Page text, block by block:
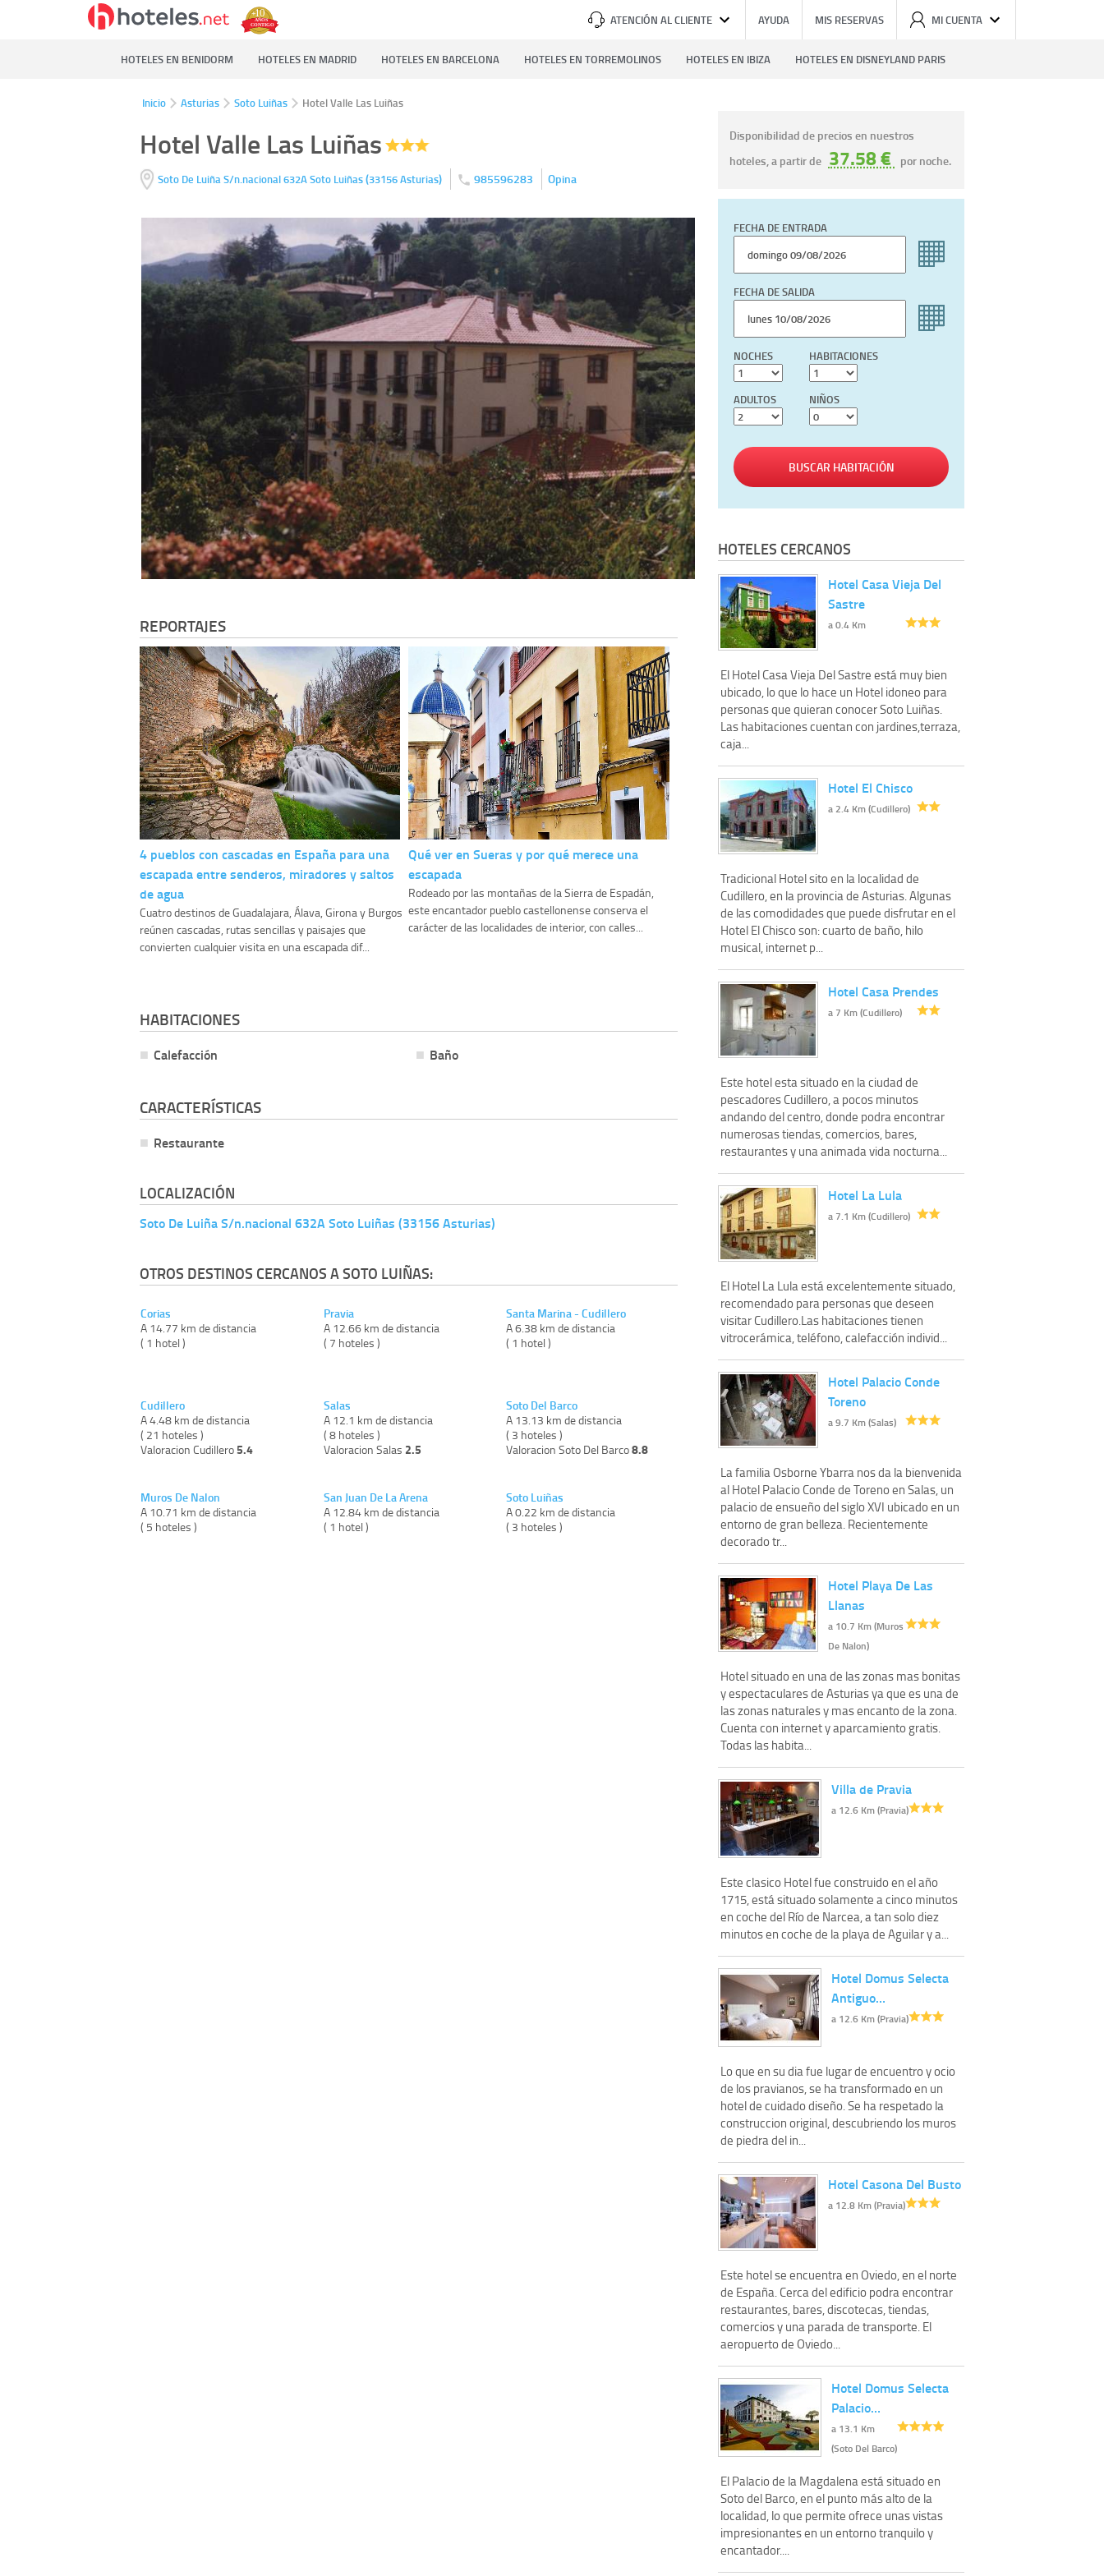
ATENCIÓN AL CLIENTE AYUDA MIS RESERVAS MI CUENTA
HOTELES EN BENIDORM HOTELES EN MADRID HOTELES EN BARCELONA HOTELES EN TORREMOLINOS HOTELES EN IBIZA HOTELES EN DISNEYLAND PARIS
Inicio Asturias Soto Luiñas Hotel Valle Las Luiñas
Hotel Valle Las Luiñas
Soto De Luiña S/n.nacional 632ASoto Luiñas(33156Asturias) 985596283 Opina
REPORTAJES
4 pueblos con cascadas en España para una
escapada entre senderos, miradores y saltos
de agua
Cuatro destinos de Guadalajara, Álava, Girona y Burgos
reúnen cascadas, rutas sencillas y paisajes que
convierten cualquier visita en una escapada dif...
Qué ver en Sueras y por qué merece una
escapada
Rodeado por las montañas de la Sierra de Espadán,
este encantador pueblo castellonense conserva el
carácter de las localidades de interior, con calles...
HABITACIONES
Calefacción Baño
CARACTERÍSTICAS
Restaurante
LOCALIZACIÓN
Soto De Luiña S/n.nacional 632A Soto Luiñas (33156 Asturias)
OTROS DESTINOS CERCANOS A SOTO LUIÑAS:
Corias
A 14.77 km de distancia
( 1 hotel )
Cudillero
A 4.48 km de distancia
( 21 hoteles )
Valoracion Cudillero5.4
Muros De Nalon
A 10.71 km de distancia
( 5 hoteles )
Pravia
A 12.66 km de distancia
( 7 hoteles )
Salas
A 12.1 km de distancia
( 8 hoteles )
Valoracion Salas 2.5
San Juan De La Arena
A 12.84 km de distancia
( 1 hotel )
Santa Marina - Cudillero
A 6.38 km de distancia
( 1 hotel )
Soto Del Barco
A 13.13 km de distancia
( 3 hoteles )
Valoracion Soto Del Barco8.8
Soto Luiñas
A 0.22 km de distancia
( 3 hoteles )
Disponibilidad de precios en nuestros
hoteles, a partir de 37.58 € por noche.
FECHA DE ENTRADA
FECHA DE SALIDA
NOCHES HABITACIONES
ADULTOS NIÑOS
BUSCAR HABITACIÓN
HOTELES CERCANOS
Hotel Casa Vieja Del
Sastre
a 0.4 Km
El Hotel Casa Vieja Del Sastre está muy bien
ubicado, lo que lo hace un Hotel idoneo para
personas que quieran conocer Soto Luiñas.
Las habitaciones cuentan con jardines,terraza,
caja...
Hotel El Chisco
a 2.4 Km (Cudillero)
Tradicional Hotel sito en la localidad de
Cudillero, en la provincia de Asturias. Algunas
de las comodidades que puede disfrutar en el
Hotel El Chisco son: cuarto de baño, hilo
musical, internet p...
Hotel Casa Prendes
a 7 Km (Cudillero)
Este hotel esta situado en la ciudad de
pescadores Cudillero, a pocos minutos
andando del centro, donde podra encontrar
numerosas tiendas, comercios, bares,
restaurantes y una animada vida nocturna...
Hotel La Lula
a 7.1 Km (Cudillero)
El Hotel La Lula está excelentemente situado,
recomendado para personas que deseen
visitar Cudillero.Las habitaciones tienen
vitrocerámica, teléfono, calefacción individ...
Hotel Palacio Conde
Toreno
a 9.7 Km (Salas)
La familia Osborne Ybarra nos da la bienvenida
al Hotel Palacio Conde de Toreno en Salas, un
palacio de ensueño del siglo XVI ubicado en un
entorno de gran belleza. Recientemente
decorado tr...
Hotel Playa De Las
Llanas
a 10.7 Km (Muros
De Nalon)
Hotel situado en una de las zonas mas bonitas
y espectaculares de Asturias ya que es una de
las zonas naturales y mas encanto de la zona.
Cuenta con internet y aparcamiento gratis.
Todas las habita...
Villa de Pravia
a 12.6 Km (Pravia)
Este clasico Hotel fue construido en el año
1715, está situado solamente a cinco minutos
en coche del Río de Narcea, a tan solo diez
minutos en coche de la playa de Aguilar y a...
Hotel Domus Selecta
Antiguo…
a 12.6 Km (Pravia)
Lo que en su dia fue lugar de encuentro y ocio
de los pravianos, se ha transformado en un
hotel de cuidado diseño. Se ha respetado la
construccion original, descubriendo los muros
de piedra del in...
Hotel Casona Del Busto
a 12.8 Km (Pravia)
Este hotel se encuentra en Oviedo, en el norte
de España. Cerca del edificio podra encontrar
restaurantes, bares, discotecas, tiendas,
comercios y una parada de transporte. El
aeropuerto de Oviedo...
Hotel Domus Selecta
Palacio…
a 13.1 Km
(Soto Del Barco)
El Palacio de la Magdalena está situado en
Soto del Barco, en el punto más alto de la
localidad, lo que permite ofrece unas vistas
impresionantes en un entorno tranquilo y
encantador....